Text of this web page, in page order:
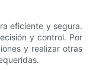
eficiente y segura.
y control. Por
y realizar otras